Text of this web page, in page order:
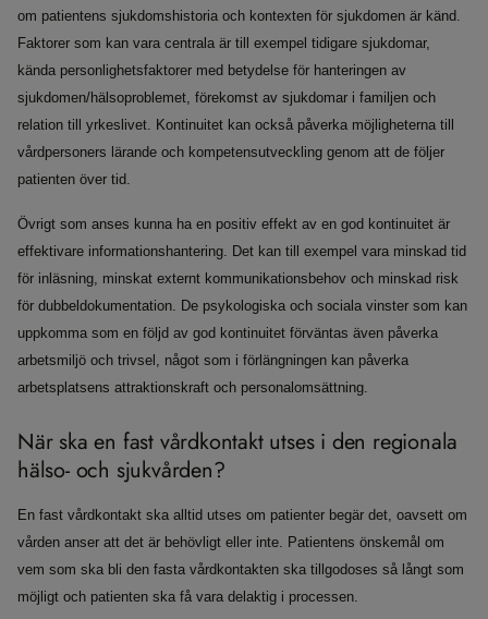
om patientens sjukdomshistoria och kontexten för sjukdomen är känd.
Faktorer som kan vara centrala är till exempel tidigare sjukdomar,
kända personlighetsfaktorer med betydelse för hanteringen av
sjukdomen/hälsoproblemet, förekomst av sjukdomar i familjen och
relation till yrkeslivet. Kontinuitet kan också påverka möjligheterna till
vårdpersoners lärande och kompetensutveckling genom att de följer
patienten över tid.
Övrigt som anses kunna ha en positiv effekt av en god kontinuitet är
effektivare informationshantering. Det kan till exempel vara minskad tid
för inläsning, minskat externt kommunikationsbehov och minskad risk
för dubbeldokumentation. De psykologiska och sociala vinster som kan
uppkomma som en följd av god kontinuitet förväntas även påverka
arbetsmiljö och trivsel, något som i förlängningen kan påverka
arbetsplatsens attraktionskraft och personalomsättning.
När ska en fast vårdkontakt utses i den regionala
hälso- och sjukvården?
En fast vårdkontakt ska alltid utses om patienter begär det, oavsett om
vården anser att det är behövligt eller inte. Patientens önskemål om
vem som ska bli den fasta vårdkontakten ska tillgodoses så långt som
möjligt och patienten ska få vara delaktig i processen.